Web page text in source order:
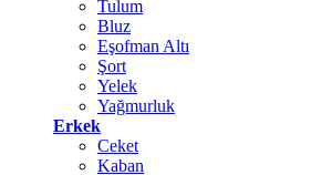
Tulum
Bluz
Eşofman Altı
Şort
Yelek
Yağmurluk
Erkek
Ceket
Kaban